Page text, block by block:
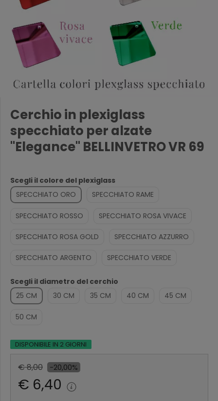
Cerchio in plexiglass
specchiato per alzate
"Elegance" BELLINVETRO VR 69
Scegli il colore del plexiglass
SPECCHIATO ORO
SPECCHIATO RAME
SPECCHIATO ROSSO SPECCHIATO ROSA VIVACE
SPECCHIATO ROSA GOLD SPECCHIATO AZZURRO
SPECCHIATO ARGENTO SPECCHIATO VERDE
Scegli il diametro del cerchio
25 CM
30 CM 35 CM 40 CM 45 CM
50 CM
DISPONIBILE IN 2 GIORNI
€ 8,00 -20,00%
€ 6,40